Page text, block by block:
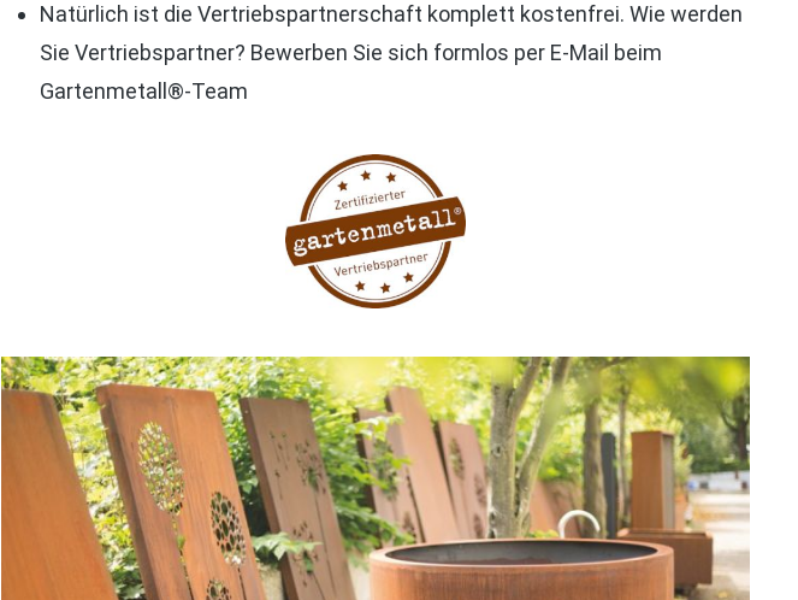
Natürlich ist die Vertriebspartnerschaft komplett kostenfrei. Wie werden
Sie Vertriebspartner? Bewerben Sie sich formlos per E-Mail beim
Gartenmetall®-Team